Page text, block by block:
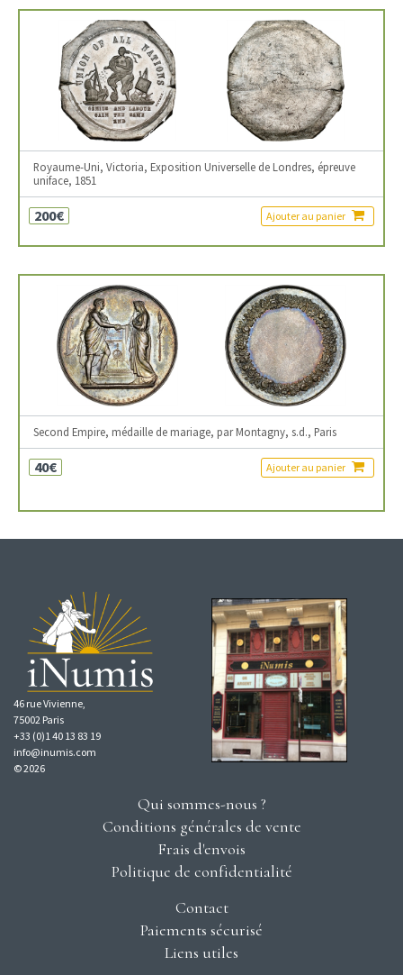
Royaume-Uni, Victoria, Exposition Universelle de Londres, épreuve
uniface, 1851
200€ Ajouter au panier
Second Empire, médaille de mariage, par Montagny, s.d., Paris
40€ Ajouter au panier
46 rue Vivienne,
75002 Paris
+33 (0)1 40 13 83 19
info@inumis.com
© 2026
Qui sommes-nous ?
Conditions générales de vente
Frais d'envois
Politique de confidentialité
Contact
Paiements sécurisé
Liens utiles